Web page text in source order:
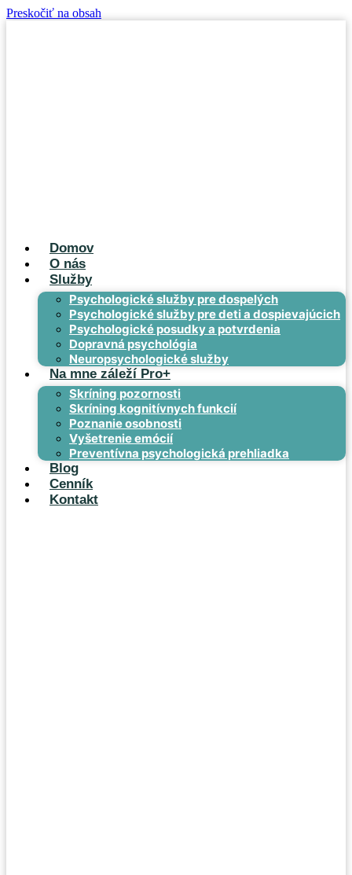
Preskočiť na obsah
Domov
O nás
Služby
Psychologické služby pre dospelých
Psychologické služby pre deti a dospievajúcich
Psychologické posudky a potvrdenia
Dopravná psychológia
Neuropsychologické služby
Na mne záleží Pro+
Skríning pozornosti
Skríning kognitívnych funkcií
Poznanie osobnosti
Vyšetrenie emócií
Preventívna psychologická prehliadka
Blog
Cenník
Kontakt